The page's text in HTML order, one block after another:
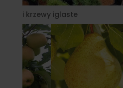
i krzewy iglaste